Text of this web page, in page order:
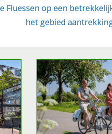
Fluessen op een
het gebied